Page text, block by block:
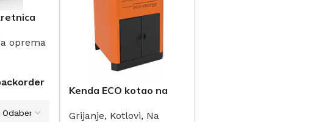
oprema
Kenda ECO kotao na
Grijanje, Kotlovi, Na